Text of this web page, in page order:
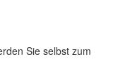
Sie selbst zum